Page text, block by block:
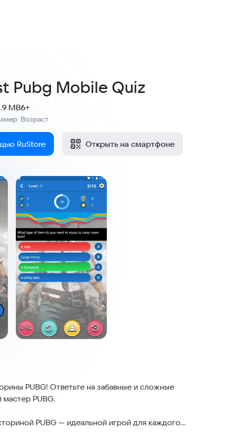
Pubg Mobile Quiz
MB
Возраст
6+
RuStore Открыть на смартфоне
PUBG! Ответьте на забавные и сложные
PUBG.
PUBG — идеальной игрой для каждого
сотни увлекательных и сложных вопросов